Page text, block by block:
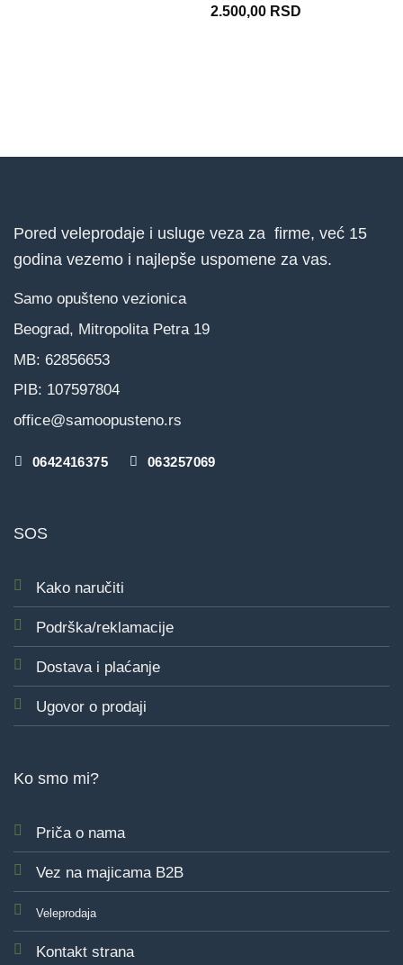
Ocenjeno
od 5
2.500,00 RSD
Pored veleprodaje i usluge veza za firme, već 15
godina vezemo i najlepše uspomene za vas.
Samo opušteno vezionica
Beograd, Mitropolita Petra 19
MB: 62856653
PIB: 107597804
office@samoopusteno.rs
0642416375 063257069
SOS
Kako naručiti
Podrška/reklamacije
Dostava i plaćanje
Ugovor o prodaji
Ko smo mi?
Priča o nama
Vez na majicama B2B
Veleprodaja
Kontakt strana